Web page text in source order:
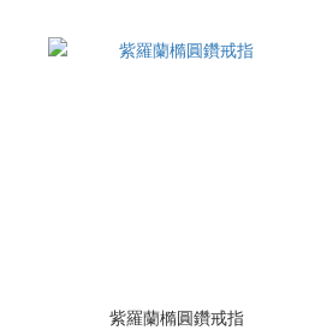
紫羅蘭橢圓鑽戒指